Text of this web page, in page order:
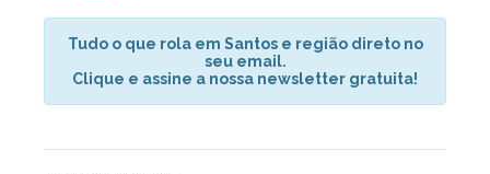
Tudo o que rola em Santos e região direto no
seu email.
Clique e assine a nossa newsletter gratuita!